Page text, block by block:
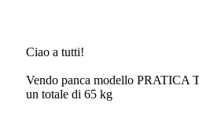
Ciao a tutti!
Vendo panca modello
un totale di 65 kg